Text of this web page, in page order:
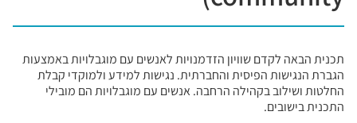
תכנית הבאה לקדם שוויון הזדמנויות לאנשים עם מוגבלויות באמצעות
הגברת הנגישות הפיסית והחברתית. נגישות למידע ולמוקדי קבלת
החלטות ושילוב בקהילה הרחבה. אנשים עם מוגבלויות הם מובילי
התכנית בישובים.